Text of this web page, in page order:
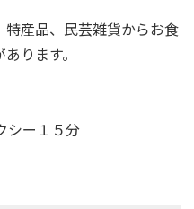
産品、民芸雑貨からお食
ります。
駅
シー１５分